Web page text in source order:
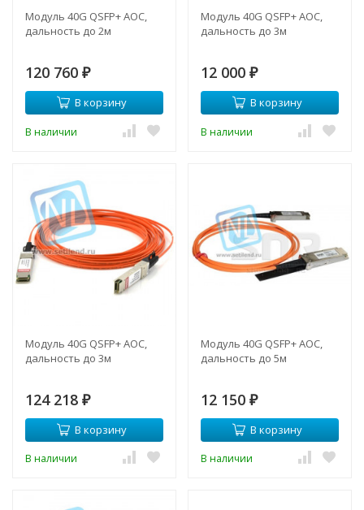
Модуль 40G QSFP+ AOC,
дальность до 2м
120 760 ₽
В корзину
В наличии
Модуль 40G QSFP+ AOC,
дальность до 3м
12 000 ₽
В корзину
В наличии
Модуль 40G QSFP+ AOC,
дальность до 3м
124 218 ₽
В корзину
В наличии
Модуль 40G QSFP+ AOC,
дальность до 5м
12 150 ₽
В корзину
В наличии